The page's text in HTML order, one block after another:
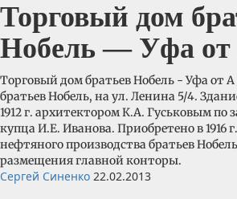
Торговый дом
Нобель — Уфа
Торговый дом братьев Нобель - Уфа от
братьев Нобель, на ул. Ленина 5/4.
1912 г. архитектором К.А. Гуськовым по
купца И.Е. Иванова. Приобретено в 1916
нефтяного производства братьев
размещения главной конторы.
Сергей Синенко 22.02.2013